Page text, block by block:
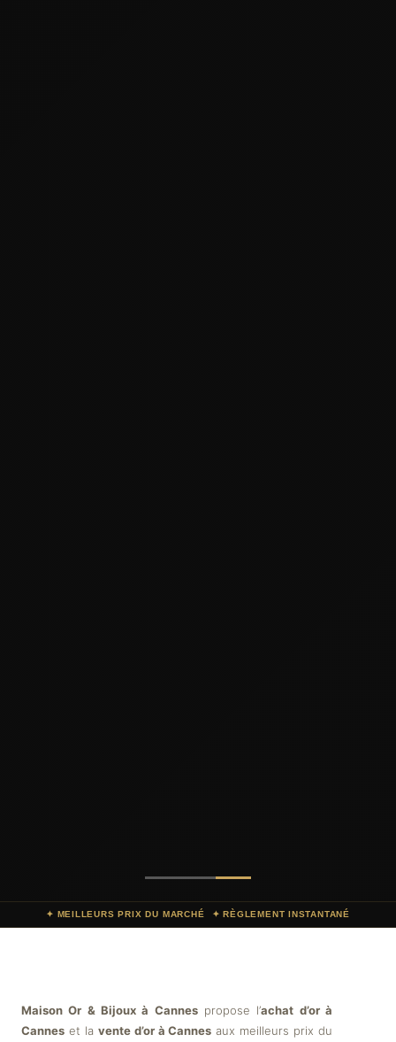
✦ MEILLEURS PRIX DU MARCHÉ ✦ RÈGLEMENT INSTANTANÉ
Maison Or & Bijoux à Cannespropose l’achat d’or à
Cannes et la vente d’or à Cannes aux meilleurs prix du